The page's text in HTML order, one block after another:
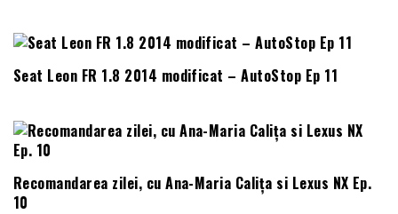
Seat Leon FR 1.8 2014 modificat – AutoStop Ep 11
Recomandarea zilei, cu Ana-Maria Calița si Lexus NX Ep.
10